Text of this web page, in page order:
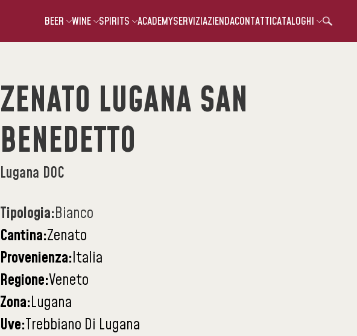
BEER WINE SPIRITS ACADEMYSERVIZIAZIENDACONTATTICATALOGHI
ZENATO LUGANA SAN
BENEDETTO
Lugana DOC
Tipologia:Bianco
Cantina:Zenato
Provenienza:Italia
Regione:Veneto
Zona:Lugana
Uve:Trebbiano Di Lugana